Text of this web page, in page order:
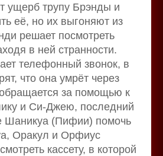
ущерб трупу Брэнды и
её, но их выгоняют из
решает посмотреть
в ней странности.
телефонный звонок, в
что она умрёт через
за помощью к
и Си-Джею, последний
Шаникуа (Пифии) помочь
Оракул и Орфиус
кассету, в которой